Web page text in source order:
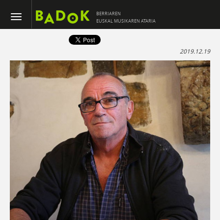
BERRIAREN
EUSKAL MUSIKAREN ATARIA
2019.12.19